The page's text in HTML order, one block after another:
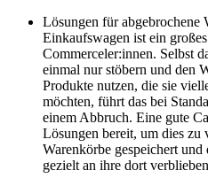
Lösungen für
Einkaufswagen ist ein
Commerceler:innen. Selbst
einmal nur stöbern und den
Produkte nutzen, die sie
möchten, führt das bei
einem Abbruch. Eine gute
Lösungen bereit, um dies zu
Warenkörbe gespeichert
gezielt an ihre dort